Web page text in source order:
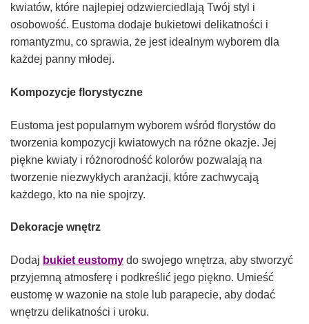
kwiatów, które najlepiej odzwierciedlają Twój styl i
osobowość. Eustoma dodaje bukietowi delikatności i
romantyzmu, co sprawia, że jest idealnym wyborem dla
każdej panny młodej.
Kompozycje florystyczne
Eustoma jest popularnym wyborem wśród florystów do
tworzenia kompozycji kwiatowych na różne okazje. Jej
piękne kwiaty i różnorodność kolorów pozwalają na
tworzenie niezwykłych aranżacji, które zachwycają
każdego, kto na nie spojrzy.
Dekoracje wnętrz
Dodaj bukiet eustomy do swojego wnętrza, aby stworzyć
przyjemną atmosferę i podkreślić jego piękno. Umieść
eustomę w wazonie na stole lub parapecie, aby dodać
wnętrzu delikatności i uroku.